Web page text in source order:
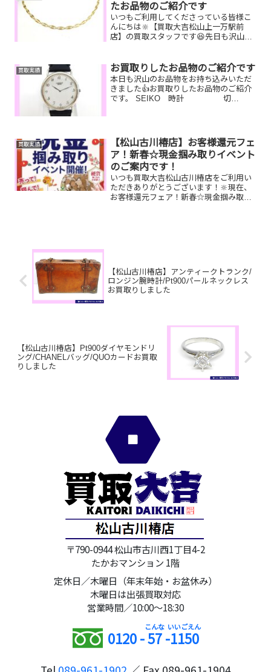
たお品物のご紹介です
いつもご利用してくださっている皆様こ
んにちは🔆【買取大吉松山上一万駅前
店】の買取スタッフです😆先日も沢山の
ックレス トリーバーチ 折り財
布 図書カードNEX...
買取実績 お買取りしたお品物のご紹介です
本日も沢山のお品物をお持ち込みいただ
きました👍お買取りしたお品物のご紹介
です。 SEIKO 時計 切
昔使っていたガラケーなど...
買取実績
【松山古川椿店】お客様還元フェ
ア！新春☆現金掴み取りイベント
のご案内です！
いつも買取大吉松山古川椿店をご利用い
ただきありがとうございます！🔆現在、
お客様還元フェア！新春☆現金掴み取り
【松山古川椿店】アンティークトランク/
ロンジン腕時計/Pt900パールネックレス
お買取りしました
【松山古川椿店】Pt900ダイヤモンドリ
ング/CHANELバッグ/QUOカードお買取
りしました
〒790-0944 松山市古川西1丁目4-2
たかおマンション 1階
定休日／木曜日（年末年始・お盆休み）
木曜日は出張買取対応
営業時間／10:00～18:30
0120 -57-1150